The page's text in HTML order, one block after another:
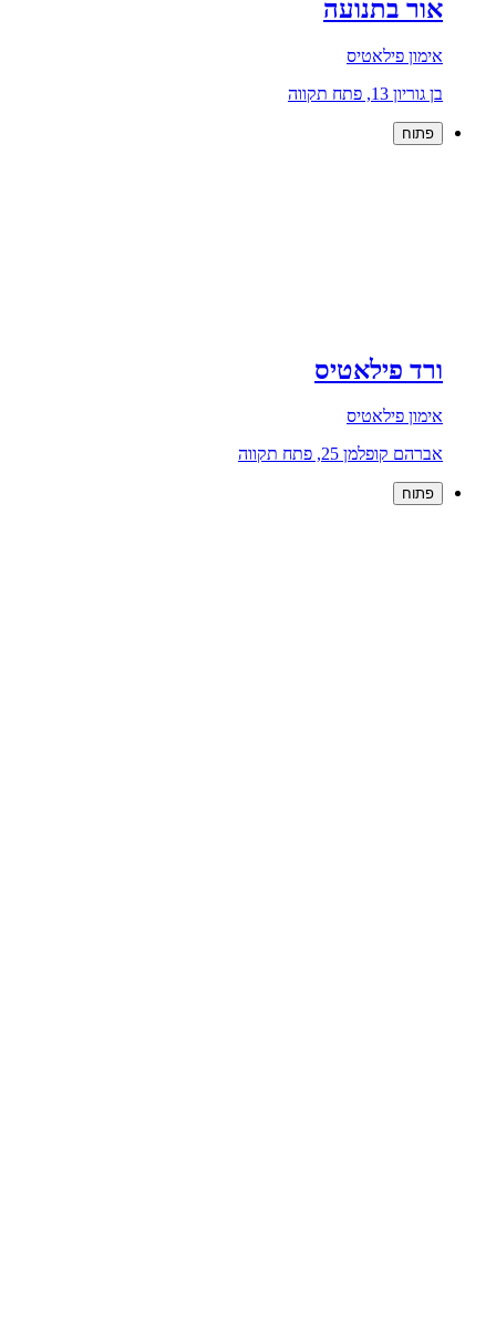
אור בתנועה
אימון פילאטיס
בן גוריון 13, פתח תקווה
פתוח
ורד פילאטיס
אימון פילאטיס
אברהם קופלמן 25, פתח תקווה
פתוח